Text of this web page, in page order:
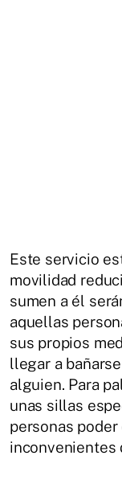
Este servicio
movilidad
sumen a él
aquellas
sus propios
llegar a
alguien. Para
unas sillas
personas
inconvenientes